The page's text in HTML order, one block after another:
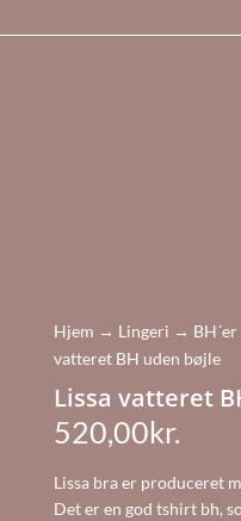
Hjem → Lingeri →
vatteret BH uden bøjle
Lissa vatteret
520,00kr.
Lissa bra er produceret
Det er en god tshirt bh,